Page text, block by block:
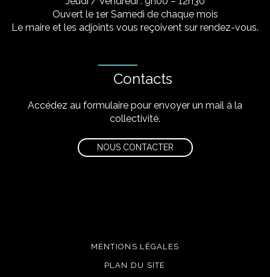
Ouvert le 1er Samedi de chaque mois
Le maire et les adjoints vous reçoivent sur rendez-vous.
Contacts
Accédez au formulaire pour envoyer un mail à la
collectivité.
NOUS CONTACTER
MENTIONS LÉGALES
PLAN DU SITE